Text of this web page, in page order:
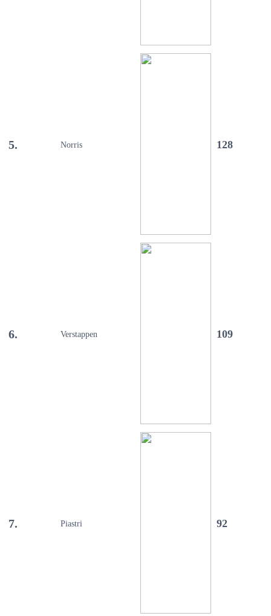
5. Norris 128
6. Verstappen 109
7. Piastri 92